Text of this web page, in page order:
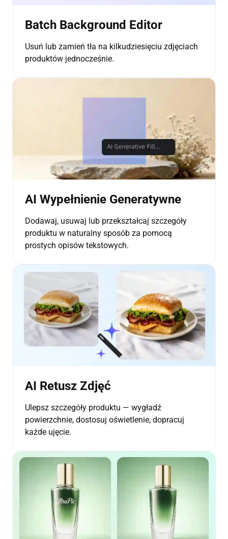
Batch Background Editor
Usuń lub zamień tła na kilkudziesięciu zdjęciach
produktów jednocześnie.
AI Wypełnienie Generatywne
Dodawaj, usuwaj lub przekształcaj szczegóły
produktu w naturalny sposób za pomocą
prostych opisów tekstowych.
AI Retusz Zdjęć
Ulepsz szczegóły produktu — wygładź
powierzchnie, dostosuj oświetlenie, dopracuj
każde ujęcie.